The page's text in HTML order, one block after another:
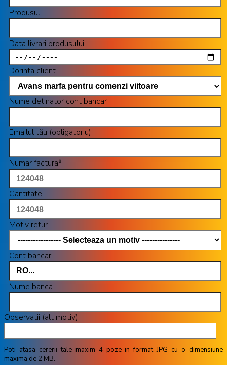
Produsul
Data livrari produsului
Dorinta client
Nume detinator cont bancar
Emailul tău (obligatoriu)
Numar factura*
Cantitate
Motiv retur
Cont bancar
Nume banca
Observatii (alt motiv)
Poti atasa cererii tale maxim 4 poze in format JPG cu o dimensiune
maxima de 2 MB.